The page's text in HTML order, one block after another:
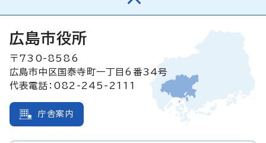
広島市役所
〒730-8586
広島市中区国泰寺町一丁目6番34号
代表電話：082-245-2111
庁舎案内